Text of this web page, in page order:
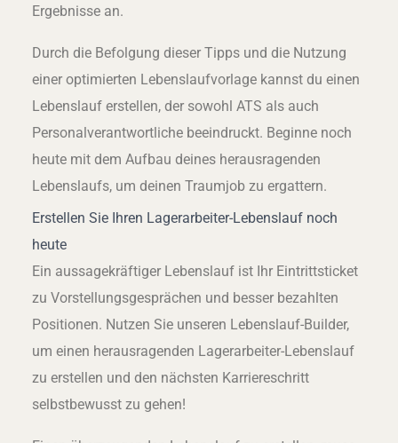
Ergebnisse an.
Durch die Befolgung dieser Tipps und die Nutzung
einer optimierten Lebenslaufvorlage kannst du einen
Lebenslauf erstellen, der sowohl ATS als auch
Personalverantwortliche beeindruckt. Beginne noch
heute mit dem Aufbau deines herausragenden
Lebenslaufs, um deinen Traumjob zu ergattern.
Erstellen Sie Ihren Lagerarbeiter-Lebenslauf noch
heute
Ein aussagekräftiger Lebenslauf ist Ihr Eintrittsticket
zu Vorstellungsgesprächen und besser bezahlten
Positionen. Nutzen Sie unseren Lebenslauf-Builder,
um einen herausragenden Lagerarbeiter-Lebenslauf
zu erstellen und den nächsten Karriereschritt
selbstbewusst zu gehen!